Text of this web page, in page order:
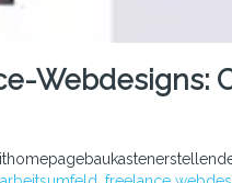
Webdesigns: